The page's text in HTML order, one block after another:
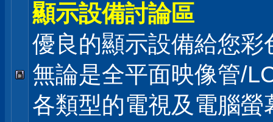
顯示設備討論區
優良的顯示設備給您彩
無論是全平面映像管/
各類型的電視及電腦螢